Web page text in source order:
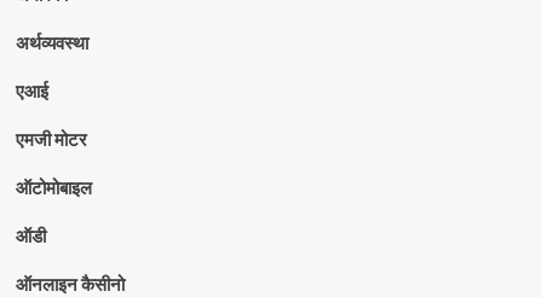
अर्थव्यवस्था
एआई
एमजी मोटर
ऑटोमोबाइल
ऑडी
ऑनलाइन कैसीनो